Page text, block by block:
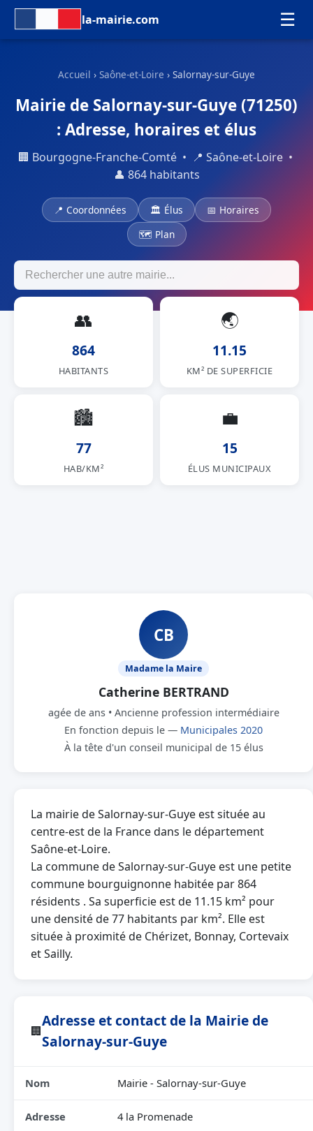
la-mairie.com ☰
Accueil › Saône-et-Loire › Salornay-sur-Guye
Mairie de Salornay-sur-Guye (71250)
: Adresse, horaires et élus
🏢 Bourgogne-Franche-Comté • 📍 Saône-et-Loire •
👤 864 habitants
📍 Coordonnées 🏛 Élus
📅 Horaires
🗺 Plan
👥
864
HABITANTS
🌏
11.15
KM² DE SUPERFICIE
🏙
77
HAB/KM²
💼
15
ÉLUS MUNICIPAUX
CB
Madame la Maire
Catherine BERTRAND
agée de ans • Ancienne profession intermédiaire
En fonction depuis le — Municipales 2020
À la tête d'un conseil municipal de 15 élus
La mairie de Salornay-sur-Guye est située au
centre-est de la France dans le département
Saône-et-Loire.
La commune de Salornay-sur-Guye est une petite
commune bourguignonne habitée par 864
résidents . Sa superficie est de 11.15 km² pour
une densité de 77 habitants par km². Elle est
située à proximité de Chérizet, Bonnay, Cortevaix
et Sailly.
🏢
Adresse et contact de la Mairie de
Salornay-sur-Guye
Nom Mairie - Salornay-sur-Guye
Adresse 4 la Promenade